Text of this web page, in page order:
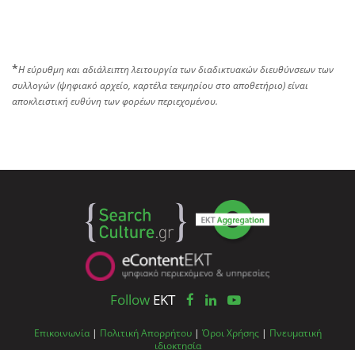
*Η εύρυθμη και αδιάλειπτη λειτουργία των διαδικτυακών διευθύνσεων των
συλλογών (ψηφιακό αρχείο, καρτέλα τεκμηρίου στο αποθετήριο) είναι
αποκλειστική ευθύνη των φορέων περιεχομένου.
Follow EKT
Επικοινωνία | Πολιτική Απορρήτου | Όροι Χρήσης | Πνευματική
ιδιοκτησία